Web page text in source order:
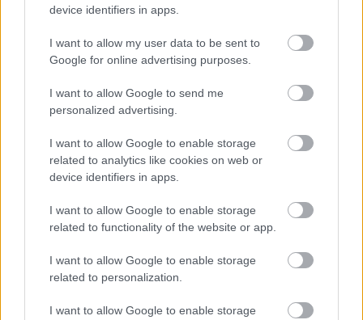
device identifiers in apps.
I want to allow my user data to be sent to
Google for online advertising purposes.
I want to allow Google to send me
personalized advertising.
I want to allow Google to enable storage
related to analytics like cookies on web or
device identifiers in apps.
I want to allow Google to enable storage
related to functionality of the website or app.
I want to allow Google to enable storage
related to personalization.
I want to allow Google to enable storage
Ποια είναι η (κυβερνητική) λίστα με τα μεγάλα
χρονοδιαγράμματα
TAGS: Πορτογαλία Παιδιά Δημογραφικό
INTERNET